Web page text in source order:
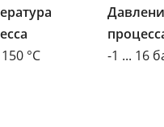
°C
-1 ... 16